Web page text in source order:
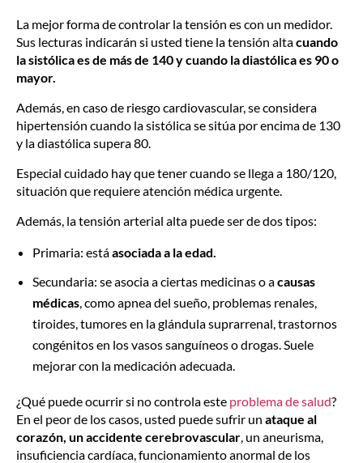
La mejor forma de controlar la tensión es con un medidor.
Sus lecturas indicarán si usted tiene la tensión altacuando
la sistólica es de más de 140 y cuando la diastólica es 90 o
mayor.
Además, en caso de riesgo cardiovascular, se considera
hipertensión cuando la sistólica se sitúa por encima de 130
y la diastólica supera 80.
Especial cuidado hay que tener cuando se llega a 180/120,
situación que requiere atención médica urgente.
Además, la tensión arterial alta puede ser de dos tipos:
Primaria: estáasociada a la edad.
Secundaria: se asocia a ciertas medicinas o acausas
médicas, como apnea del sueño, problemas renales,
tiroides, tumores en la glándula suprarrenal, trastornos
congénitos en los vasos sanguíneos o drogas. Suele
mejorar con la medicación adecuada.
¿Qué puede ocurrir si no controla este problema de salud?
En el peor de los casos, usted puede sufrir un ataque al
corazón, un accidente cerebrovascular, un aneurisma,
insuficiencia cardíaca, funcionamiento anormal de los